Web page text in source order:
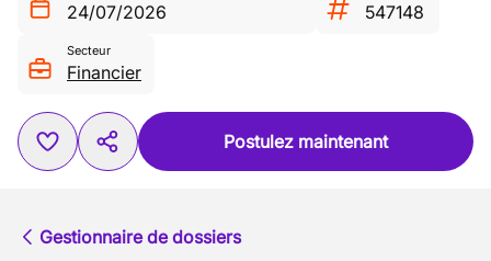
24/07/2026 547148
Secteur
Financier
Postulez maintenant
Gestionnaire de dossiers